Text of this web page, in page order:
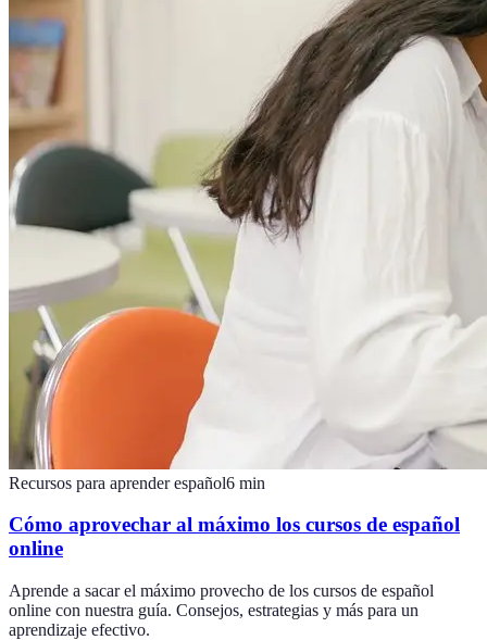
Recursos para aprender español6 min
Cómo aprovechar al máximo los cursos de español
online
Aprende a sacar el máximo provecho de los cursos de español
online con nuestra guía. Consejos, estrategias y más para un
aprendizaje efectivo.